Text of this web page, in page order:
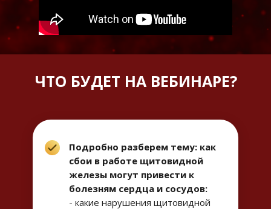
ЧТО БУДЕТ НА ВЕБИНАРЕ?
Подробно разберем тему: как
сбои в работе щитовидной
железы могут привести к
болезням сердца и сосудов:
- какие нарушения щитовидной